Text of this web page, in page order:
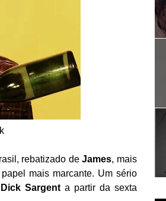
rebatizado deJames, mais
mais marcante. Um sério
Dick Sargent a partir da sexta